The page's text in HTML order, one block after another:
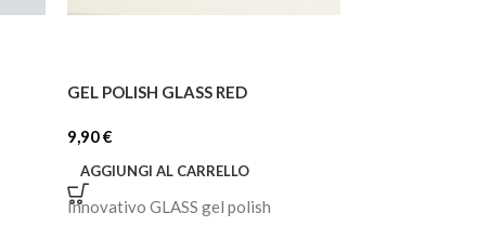
GEL POLISH GLASS RED
9,90€
AGGIUNGI AL CARRELLO
Innovativo GLASS gel polish